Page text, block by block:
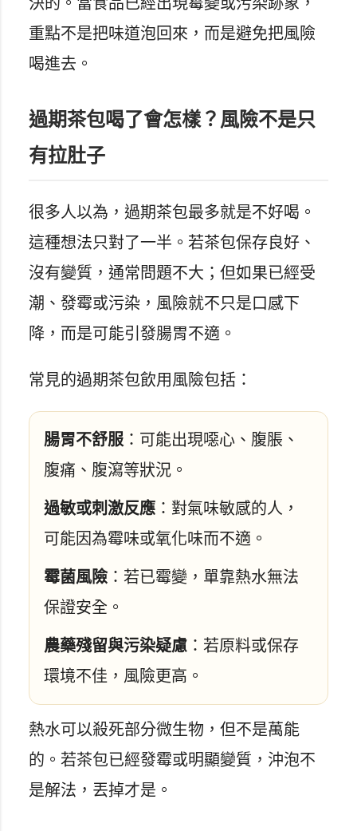
重點不是把味道泡回來，而是避免把風險
喝進去。
過期茶包喝了會怎樣？風險不是只
有拉肚子
很多人以為，過期茶包最多就是不好喝。
這種想法只對了一半。若茶包保存良好、
沒有變質，通常問題不大；但如果已經受
潮、發霉或污染，風險就不只是口感下
降，而是可能引發腸胃不適。
常見的過期茶包飲用風險包括：
腸胃不舒服 ：可能出現噁心、腹脹、
腹痛、腹瀉等狀況。
過敏或刺激反應 ：對氣味敏感的人，
可能因為霉味或氧化味而不適。
霉菌風險 ：若已霉變，單靠熱水無法
保證安全。
農藥殘留與污染疑慮 ：若原料或保存
環境不佳，風險更高。
熱水可以殺死部分微生物，但不是萬能
的。若茶包已經發霉或明顯變質，沖泡不
是解法，丟掉才是。